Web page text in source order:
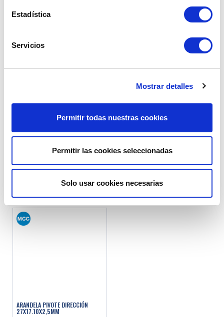
Estadística
Servicios
Mostrar detalles
Permitir todas nuestras cookies
Permitir las cookies seleccionadas
Solo usar cookies necesarias
AÑADIR A LA CESTA
ARANDELA PIVOTE DIRECCIÓN
AÑADIR A LA CESTA
TAPÓN INFERIOR EJE DEL PIVO
AÑADIR A LA CESTA
ARANDELA PIVOTE DIRECCIÓN
27X17.10X2,5MM